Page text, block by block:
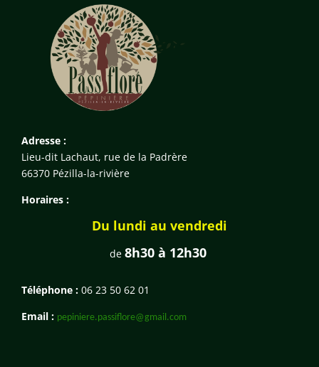
Adresse :
Lieu-dit Lachaut, rue de la Padrère
66370 Pézilla-la-rivière
Horaires :
Du lundi au vendredi
de 8h30 à 12h30
Téléphone : 06 23 50 62 01
Email : pepiniere.passiflore@gmail.com